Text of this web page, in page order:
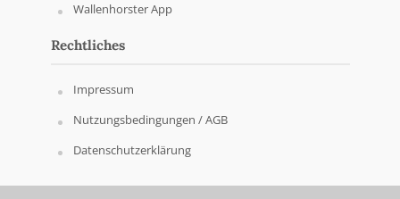
Wallenhorster App
Rechtliches
Impressum
Nutzungsbedingungen / AGB
Datenschutzerklärung